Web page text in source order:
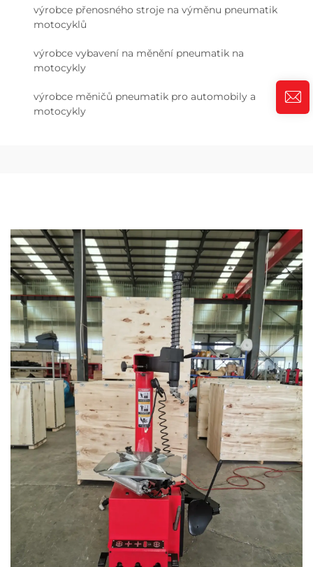
výrobce přenosného stroje na výměnu pneumatik
motocyklů
výrobce vybavení na měnění pneumatik na
motocykly
výrobce měničů pneumatik pro automobily a
motocykly